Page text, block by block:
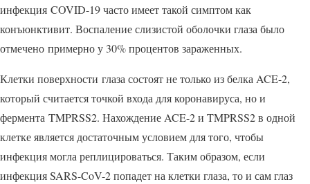
инфекция COVID-19 часто имеет такой симптом как
конъюнктивит. Воспаление слизистой оболочки глаза было
отмечено примерно у 30% процентов зараженных.
Клетки поверхности глаза состоят не только из белка ACE-2,
который считается точкой входа для коронавируса, но и
фермента TMPRSS2. Нахождение ACE-2 и TMPRSS2 в одной
клетке является достаточным условием для того, чтобы
инфекция могла реплицироваться. Таким образом, если
инфекция SARS-CoV-2 попадет на клетки глаза, то и сам глаз